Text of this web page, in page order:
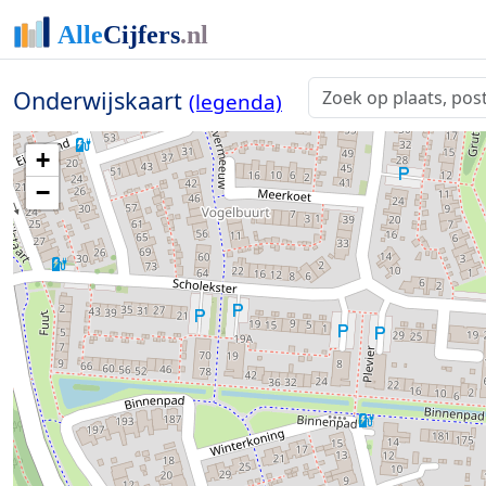
Onderwijskaart (legenda)
+
−